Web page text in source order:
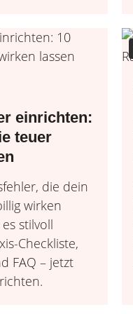
einrichten:
teuer
die dein
wirken
stilvoll
Checkliste,
FAQ – jetzt